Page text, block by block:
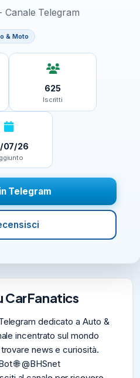
Canale Telegram
& Moto
625
Iscritti
07/26
Telegram
CarFanatics
dedicato a Auto &
incentrato sul mondo
news e curiosità.
🌐 @BHSnet